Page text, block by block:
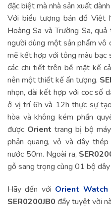
đặc biệt mà nhà sản xuất
Với biểu tượng bản đồ Việt
Hoàng Sa và Trường Sa, quả
người dùng một sản phẩm vô
mẽ kết hợp với tông màu bạc
các chi tiết trên bề mặt kể
nên một thiết kế ấn tượng.
nhọn, dài kết hợp với cọc số
ở vị trí 6h và 12h thực sự
hòa và không kém phần
được Orient trang bị bộ
phản quang, vỏ và dây
nước 50m. Ngoài ra,
gỗ sang trọng cùng 01 bộ
Hãy đến với Orient Watch
SER0200JB0 đầy tuyệt vời